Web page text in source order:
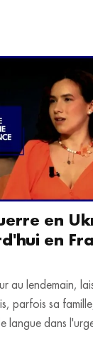
en
en
au lendemain,
parfois sa
langue dans